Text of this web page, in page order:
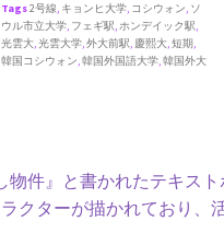
Tags2号線, キョンヒ大学, コシウォン, ソ
ウル市立大学, フェギ駅,ホンデイック駅,
光雲大,光雲大学,外大前駅, 慶熙大,短期,
韓国コシウォン,韓国外国語大学,韓国外大